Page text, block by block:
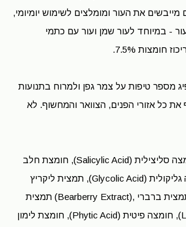
מייבשים את העור ומומלצים לשימוש יומיומי,
- במיוחד לעור שמן ועור עם כתמי
מספר טיפות על צמר גפן ולמרוח בתנועות
את כל אזורי הפנים, הצוואר והמחשוף. לא
מרכיבים פעילים: חומצה סליצילית (Salicylic Acid), חומצת חלב
(Lactic Acid), חומצה גליקולית (Glycolic Acid), תמצית ליקריץ
(Licorice Extract), תמצית ברברי ,(Bearberry Extract) תמצית
לימון (Lemon Extract), חומצה פיטית (Phytic Acid), חומצת לימון